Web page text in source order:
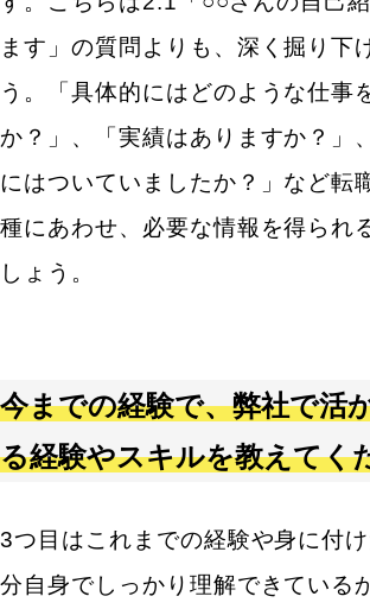
ます」の質問よりも、深く掘り下
う。「具体的にはどのような仕事
か？」、「実績はありますか？」
にはついていましたか？」など転
種にあわせ、必要な情報を得られ
しょう。
今までの経験で、弊社で活
る経験やスキルを教えてく
3つ目はこれまでの経験や身に付
分自身でしっかり理解できている